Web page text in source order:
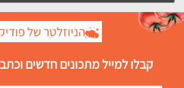
הניוזלטר של
קבלו למייל מתכונים חדשים